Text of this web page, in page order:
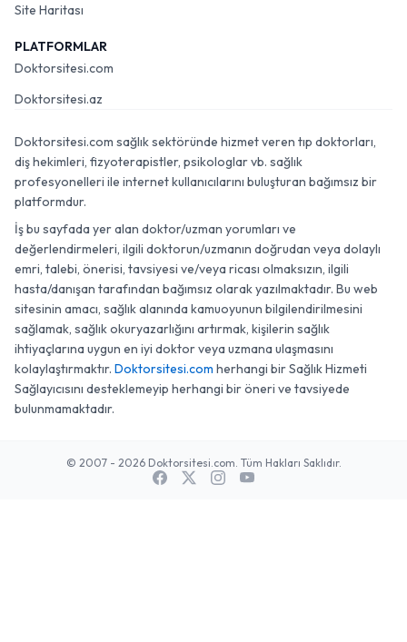
Site Haritası
PLATFORMLAR
Doktorsitesi.com
Doktorsitesi.az
Doktorsitesi.com sağlık sektöründe hizmet veren tıp doktorları,
diş hekimleri, fizyoterapistler, psikologlar vb. sağlık
profesyonelleri ile internet kullanıcılarını buluşturan bağımsız bir
platformdur.
İş bu sayfada yer alan doktor/uzman yorumları ve
değerlendirmeleri, ilgili doktorun/uzmanın doğrudan veya dolaylı
emri, talebi, önerisi, tavsiyesi ve/veya ricası olmaksızın, ilgili
hasta/danışan tarafından bağımsız olarak yazılmaktadır. Bu web
sitesinin amacı, sağlık alanında kamuoyunun bilgilendirilmesini
sağlamak, sağlık okuryazarlığını artırmak, kişilerin sağlık
ihtiyaçlarına uygun en iyi doktor veya uzmana ulaşmasını
kolaylaştırmaktır. Doktorsitesi.com herhangi bir Sağlık Hizmeti
Sağlayıcısını desteklemeyip herhangi bir öneri ve tavsiyede
bulunmamaktadır.
© 2007 - 2026 Doktorsitesi.com. Tüm Hakları Saklıdır.